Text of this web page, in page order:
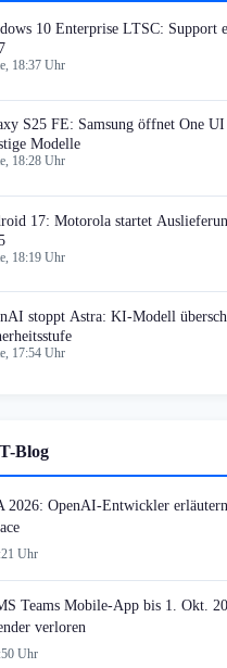
10 Enterprise LTSC: Support
18:37 Uhr
S25 FE: Samsung öffnet One
Modelle
18:28 Uhr
17: Motorola startet
18:19 Uhr
stoppt Astra: KI-Modell
17:54 Uhr
Blog
2026: OpenAI-Entwickler
Uhr
Teams Mobile-App bis 1. Okt.
verloren
Uhr